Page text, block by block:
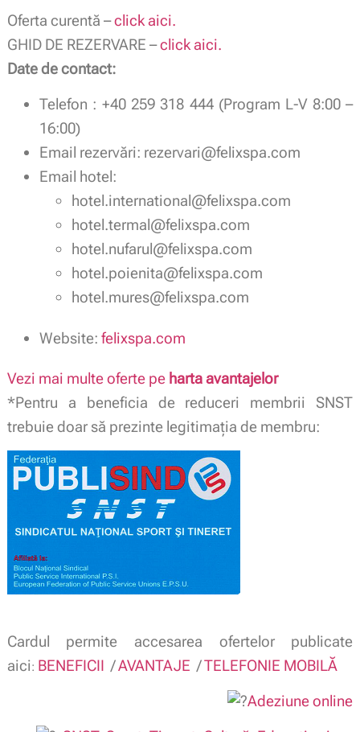
Oferta curentă –click aici.
GHID DE REZERVARE –click aici.
Date de contact:
Telefon : +40 259 318 444 (Program L-V 8:00 –
16:00)
Email rezervări: rezervari@felixspa.com
Email hotel:
hotel.international@felixspa.com
hotel.termal@felixspa.com
hotel.nufarul@felixspa.com
hotel.poienita@felixspa.com
hotel.mures@felixspa.com
Website: felixspa.com
Vezi mai multe oferte pe harta avantajelor
*Pentru a beneficia de reduceri membrii SNST
trebuie doar să prezinte legitimaţia de membru:
Cardul permite accesarea ofertelor publicate
aici: BENEFICII /AVANTAJE /TELEFONIE MOBILĂ
Adeziune online